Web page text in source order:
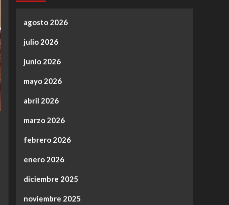
agosto 2026
julio 2026
junio 2026
mayo 2026
abril 2026
marzo 2026
febrero 2026
enero 2026
diciembre 2025
noviembre 2025